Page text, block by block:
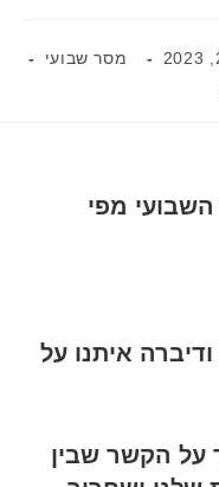
מסר שבועי
המסר השבועי מפי
איתנו על
על הקשר שבין